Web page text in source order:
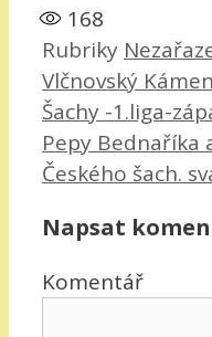
168
Rubriky
Vlčnovský
Šachy -1.liga-
Pepy Bednaříka
Českého šach.
Napsat
Komentář